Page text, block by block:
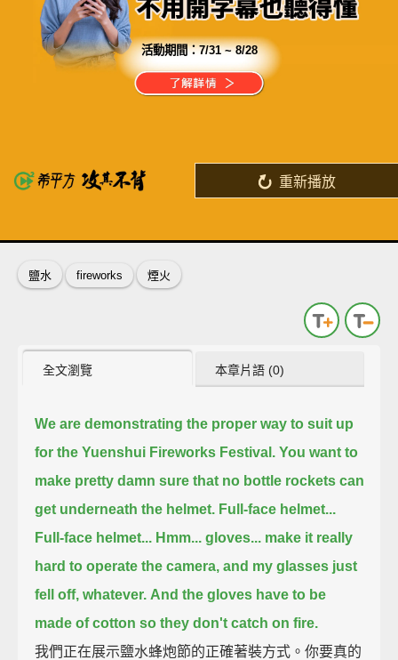
活動期間：7/31 ~ 8/28
重新播放
「跟讀法訓練」成功破解了！
了解詳情
鹽水 fireworks 煙火
全文瀏覽 本章片語 (0)
We are demonstrating the proper way to suit up
for the Yuenshui Fireworks Festival. You want to
make pretty damn sure that no bottle rockets can
get underneath the helmet. Full-face helmet...
Full-face helmet... Hmm... gloves... make it really
hard to operate the camera, and my glasses just
fell off, whatever. And the gloves have to be
made of cotton so they don't catch on fire.
我們正在展示鹽水蜂炮節的正確著裝方式。你要真的